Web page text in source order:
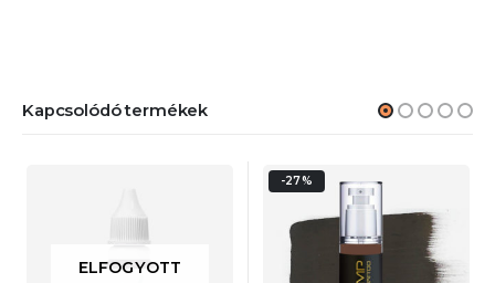
Kapcsolódó termékek
ELFOGYOTT
-27%